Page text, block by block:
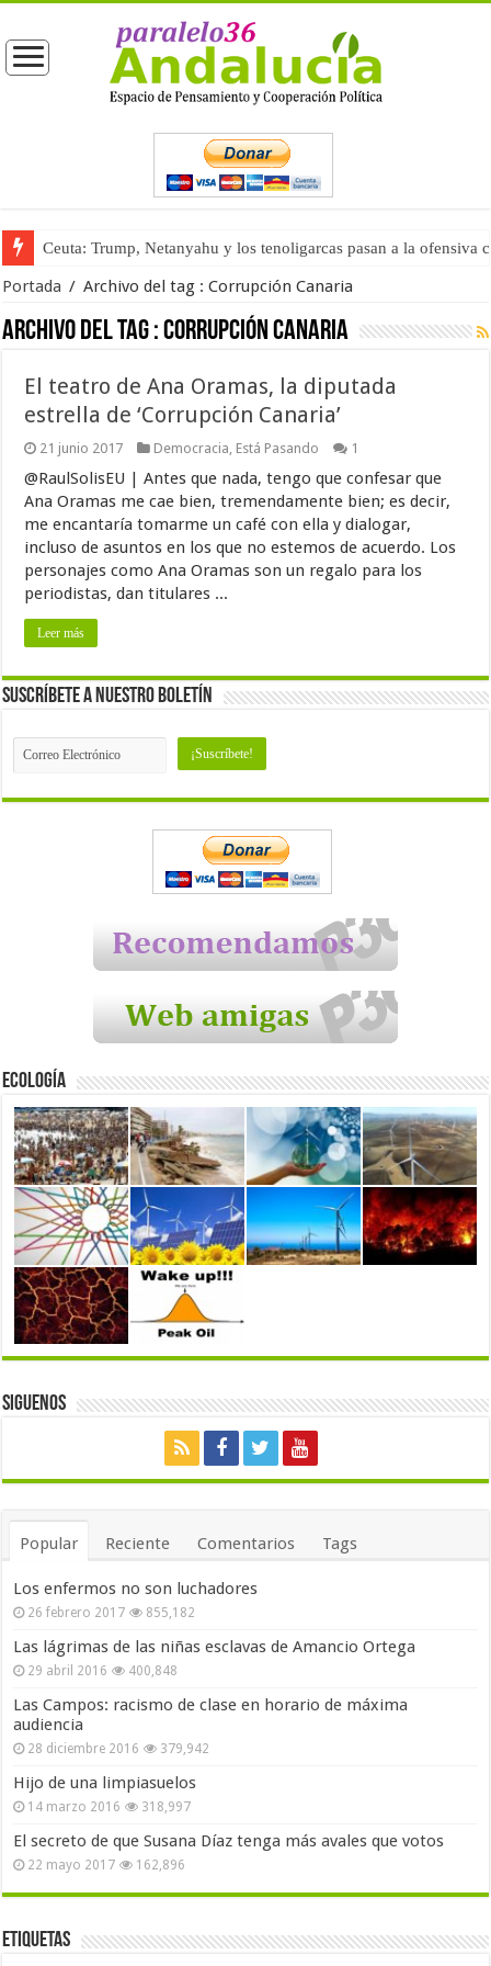
Ceuta: Trump, Netanyahu y los tenoligarcas pasan a la ofensiva
Portada / Archivo del tag :Corrupción Canaria
Archivo del tag :Corrupción Canaria
El teatro de Ana Oramas, la diputada
estrella de ‘Corrupción Canaria’
21 junio 2017 Democracia, Está Pasando 1
@RaulSolisEU | Antes que nada, tengo que confesar que
Ana Oramas me cae bien, tremendamente bien; es decir,
me encantaría tomarme un café con ella y dialogar,
incluso de asuntos en los que no estemos de acuerdo. Los
personajes como Ana Oramas son un regalo para los
periodistas, dan titulares ...
Leer más
Suscríbete a nuestro Boletín
Ecología
Siguenos
Popular Reciente Comentarios Tags
Los enfermos no son luchadores
26 febrero 2017 855,182
Las lágrimas de las niñas esclavas de Amancio Ortega
29 abril 2016 400,848
Las Campos: racismo de clase en horario de máxima
audiencia
28 diciembre 2016 379,942
Hijo de una limpiasuelos
14 marzo 2016 318,997
El secreto de que Susana Díaz tenga más avales que votos
22 mayo 2017 162,896
Etiquetas